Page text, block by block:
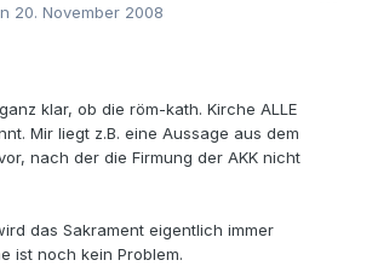
20. November 2008
klar, ob die röm-kath. Kirche ALLE
Mir liegt z.B. eine Aussage aus dem
nach der die Firmung der AKK nicht
das Sakrament eigentlich immer
ist noch kein Problem.